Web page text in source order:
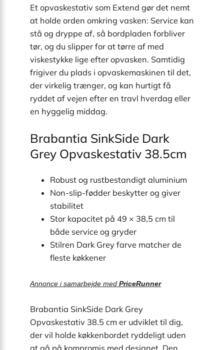
Et opvaskestativ som Extend gør det nemt
at holde orden omkring vasken: Service kan
stå og dryppe af, så bordpladen forbliver
tør, og du slipper for at tørre af med
viskestykke lige efter opvasken. Samtidig
frigiver du plads i opvaskemaskinen til det,
der virkelig trænger, og kan hurtigt få
ryddet af vejen efter en travl hverdag eller
en hyggelig middag.
Brabantia SinkSide Dark
Grey Opvaskestativ 38.5cm
Robust og rustbestandigt aluminium
Non-slip-fødder beskytter og giver
stabilitet
Stor kapacitet på 49 × 38,5 cm til
både service og gryder
Stilren Dark Grey farve matcher de
fleste køkkener
Annonce i samarbejde med PriceRunner
Brabantia SinkSide Dark Grey
Opvaskestativ 38.5 cm er udviklet til dig,
der vil holde køkkenbordet ryddeligt uden
at gå på kompromis med designet. Den